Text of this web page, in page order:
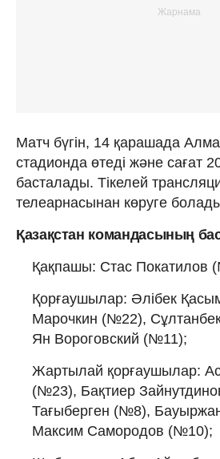
Матч бүгін, 14 қарашада
стадионда өтеді және сағат
басталады. Тікелей
телеарнасынан көруге
Қазақстан командасының
Қақпашы: Стас Покатилов
Қорғаушылар: Әлібек
Марочкин (№22),
Ян Вороговский (№11);
Жартылай қорғаушылар:
(№23), Бақтиер
Тағыберген (№8),
Максим Самородов (№10);